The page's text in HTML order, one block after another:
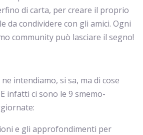
di carta, per creare il proprio
da condividere con gli amici. Ogni
community può lasciare il segno!
intendiamo, si sa, ma di cose
infatti ci sono le 9 smemo-
e gli approfondimenti per